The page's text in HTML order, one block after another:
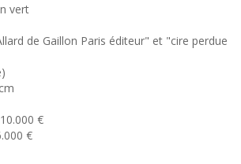
vert
de Gaillon Paris éditeur" et "cire perdue
€
€